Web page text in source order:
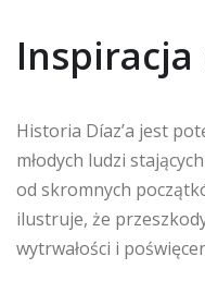
Inspiracja
Historia Díaz’a jest
młodych ludzi
od skromnych
ilustruje, że
wytrwałości i